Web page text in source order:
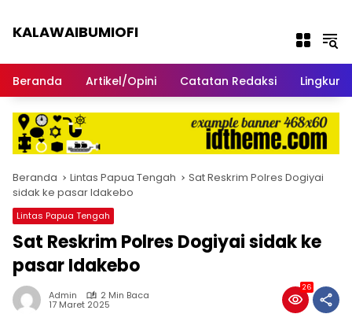
KALAWAIBUMIOFI
Beranda
Artikel/Opini Catatan Redaksi
Beranda Lintas Papua Tengah
Sat Reskrim Polres Dogiyai
sidak ke pasar Idakebo
Lintas Papua Tengah
Sat Reskrim Polres Dogiyai sidak ke
pasar Idakebo
Admin 2 Min Baca
17 Maret 2025
26